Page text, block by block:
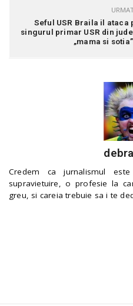
Seful USR Braila il
singurul primar USR din
„mama si
Credem ca jurnalismul
supravietuire, o profesie la
greu, si careia trebuie sa i te